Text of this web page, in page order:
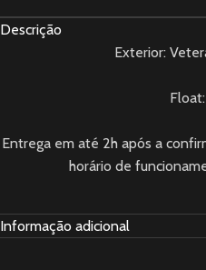
Descrição
Exterior:
Entrega em até 2h após a
horário de
Informação adicional